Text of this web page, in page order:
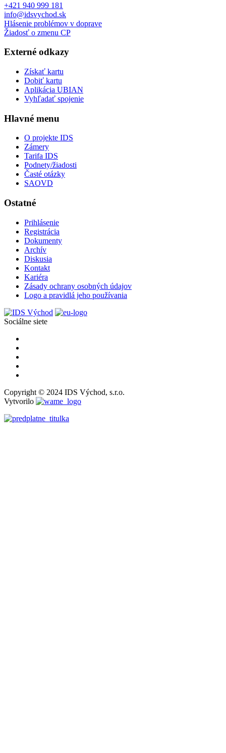
+421 940 999 181
info@idsvychod.sk
Hlásenie problémov v doprave
Žiadosť o zmenu CP
Externé odkazy
Získať kartu
Dobiť kartu
Aplikácia UBIAN
Vyhľadať spojenie
Hlavné menu
O projekte IDS
Zámery
Tarifa IDS
Podnety/žiadosti
Časté otázky
SAOVD
Ostatné
Prihlásenie
Registrácia
Dokumenty
Archív
Diskusia
Kontakt
Kariéra
Zásady ochrany osobných údajov
Logo a pravidlá jeho používania
Sociálne siete
Copyright © 2024 IDS Východ, s.r.o.
Vytvorilo